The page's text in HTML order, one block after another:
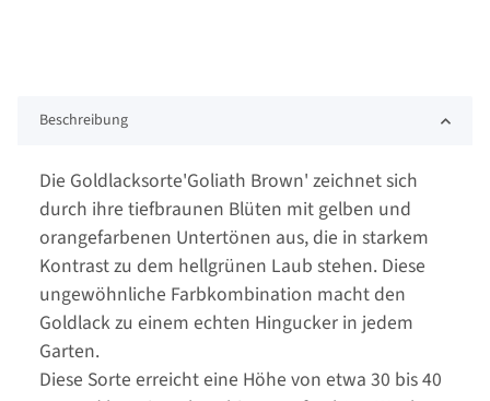
Beschreibung
Die Goldlacksorte'Goliath Brown' zeichnet sich
durch ihre tiefbraunen Blüten mit gelben und
orangefarbenen Untertönen aus, die in starkem
Kontrast zu dem hellgrünen Laub stehen. Diese
ungewöhnliche Farbkombination macht den
Goldlack zu einem echten Hingucker in jedem
Garten.
Diese Sorte erreicht eine Höhe von etwa 30 bis 40